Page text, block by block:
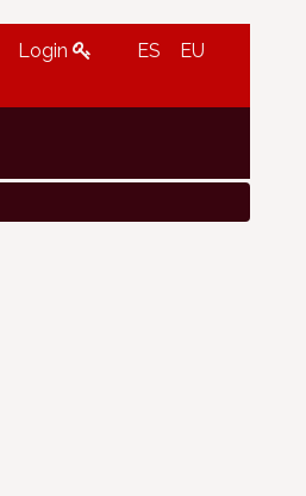
Login ES EU